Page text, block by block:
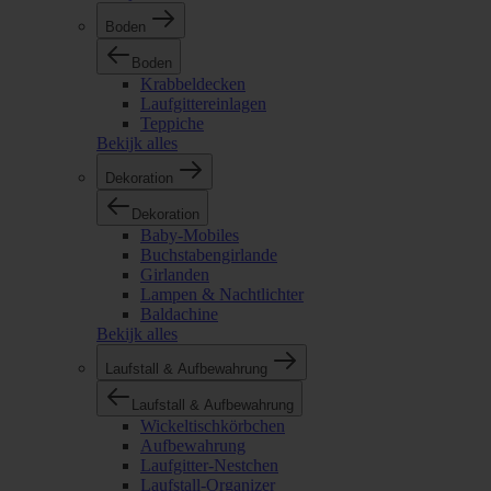
Boden
Boden
Krabbeldecken
Laufgittereinlagen
Teppiche
Bekijk alles
Dekoration
Dekoration
Baby-Mobiles
Buchstabengirlande
Girlanden
Lampen & Nachtlichter
Baldachine
Bekijk alles
Laufstall & Aufbewahrung
Laufstall & Aufbewahrung
Wickeltischkörbchen
Aufbewahrung
Laufgitter-Nestchen
Laufstall-Organizer